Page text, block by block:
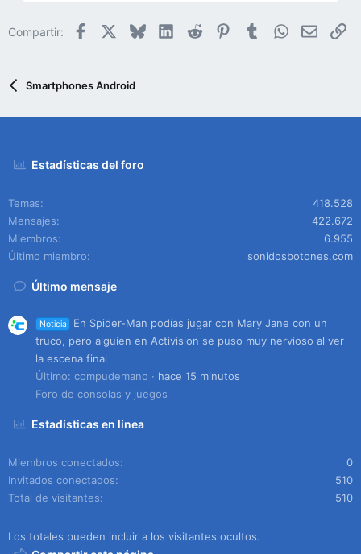
Compartir: Facebook BlueskyLinkedIn
Reddit PinterestTumblrWhatsApp
Email
Smartphones Android
Estadísticas del foro
Temas
418.528
Mensajes
422.672
Miembros
6.955
Último miembro
sonidosbotones.com
Último mensaje
Noticia
En Spider-Man podías jugar con Mary Jane con un
truco, pero alguien en Activision se puso muy nervioso al ver
la escena final
Último: compudemano
hace 15 minutos
Foro de consolas y juegos
Estadísticas en línea
Miembros conectados
0
Invitados conectados
510
Total de visitantes
510
Los totales pueden incluir a los visitantes ocultos.